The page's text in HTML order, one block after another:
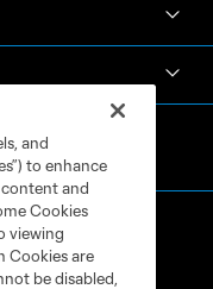
and
to enhance
and
Cookies
viewing
Cookies are
be disabled,